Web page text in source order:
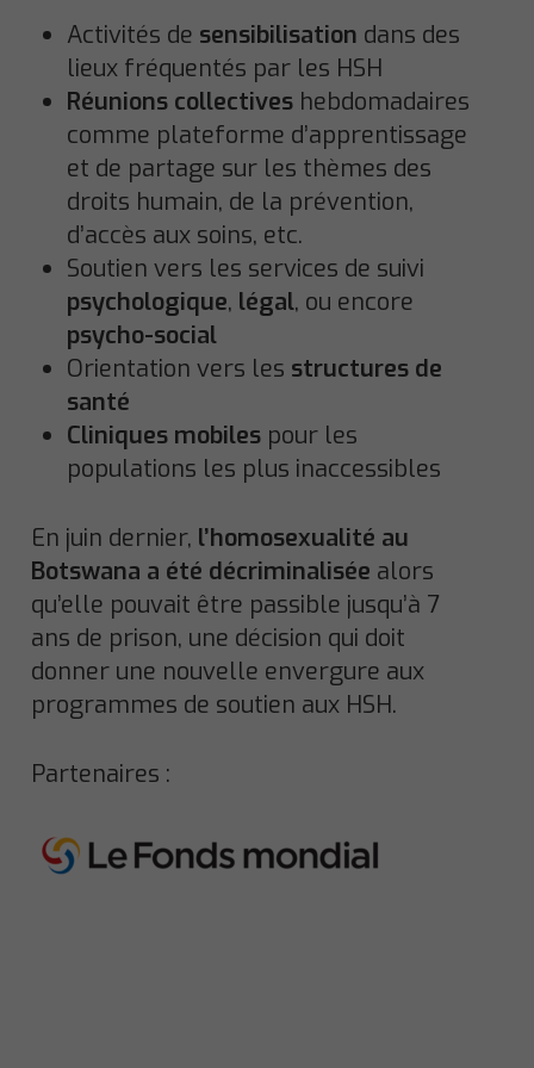
Activités de sensibilisation dans des
lieux fréquentés par les HSH
Réunions collectives hebdomadaires
comme plateforme d’apprentissage
et de partage sur les thèmes des
droits humain, de la prévention,
d’accès aux soins, etc.
Soutien vers les services de suivi
psychologique, légal, ou encore
psycho-social
Orientation vers les structures de
santé
Cliniques mobiles pour les
populations les plus inaccessibles
En juin dernier, l’homosexualité au
Botswana a été décriminalisée alors
qu’elle pouvait être passible jusqu’à 7
ans de prison, une décision qui doit
donner une nouvelle envergure aux
programmes de soutien aux HSH.
Partenaires :